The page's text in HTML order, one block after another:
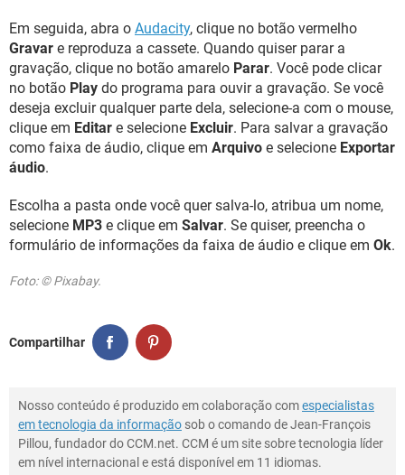
Em seguida, abra o Audacity, clique no botão vermelho
Gravar e reproduza a cassete. Quando quiser parar a
gravação, clique no botão amarelo Parar. Você pode clicar
no botão Play do programa para ouvir a gravação. Se você
deseja excluir qualquer parte dela, selecione-a com o mouse,
clique em Editar e selecione Excluir. Para salvar a gravação
como faixa de áudio, clique em Arquivo e selecione Exportar
áudio.
Escolha a pasta onde você quer salva-lo, atribua um nome,
selecione MP3 e clique em Salvar. Se quiser, preencha o
formulário de informações da faixa de áudio e clique em Ok.
Foto: © Pixabay.
Compartilhar
Nosso conteúdo é produzido em colaboração comespecialistas
em tecnologia da informação sob o comando de Jean-François
Pillou, fundador do CCM.net. CCM é um site sobre tecnologia líder
em nível internacional e está disponível em 11 idiomas.